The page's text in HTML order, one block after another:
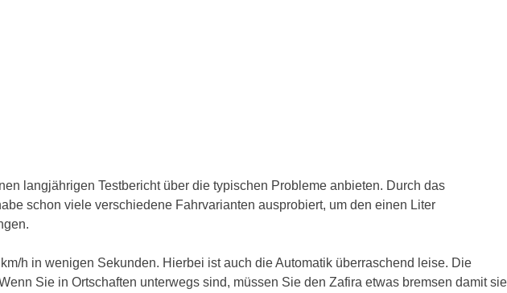
langjährigen Testbericht über die typischen Probleme anbieten. Durch das
schon viele verschiedene Fahrvarianten ausprobiert, um den einen Liter
h in wenigen Sekunden. Hierbei ist auch die Automatik überraschend leise. Die
Sie in Ortschaften unterwegs sind, müssen Sie den Zafira etwas bremsen damit sie